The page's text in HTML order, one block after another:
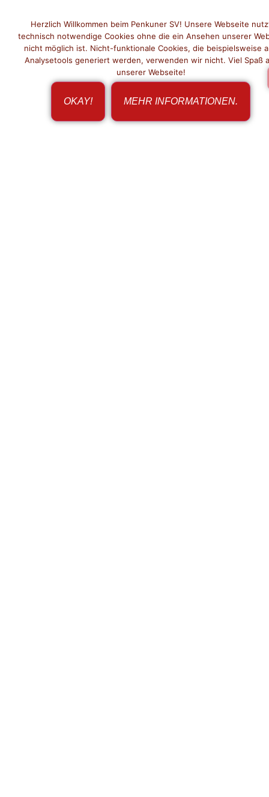
Herzlich Willkommen beim Penkuner SV! Unsere Webseite
technisch notwendige Cookies ohne die ein Ansehen unserer
nicht möglich ist. Nicht-funktionale Cookies, die beispielsweise
Analysetools generiert werden, verwenden wir nicht. Viel Spaß
unserer Webseite!
OKAY! MEHR INFORMATIONEN.